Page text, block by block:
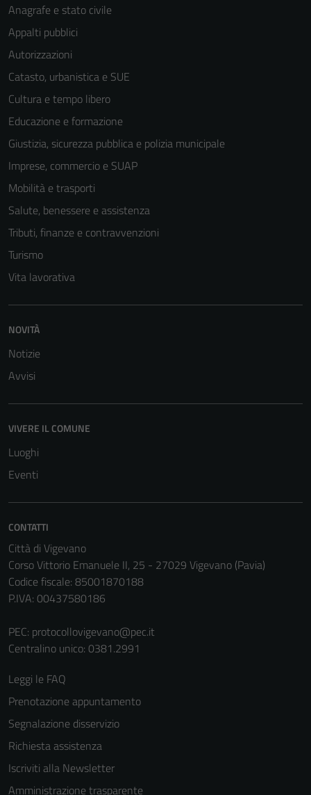
Anagrafe e stato civile
Appalti pubblici
Autorizzazioni
Catasto, urbanistica e SUE
Cultura e tempo libero
Educazione e formazione
Giustizia, sicurezza pubblica e polizia municipale
Imprese, commercio e SUAP
Mobilità e trasporti
Salute, benessere e assistenza
Tributi, finanze e contravvenzioni
Turismo
Vita lavorativa
NOVITÀ
Notizie
Avvisi
VIVERE IL COMUNE
Luoghi
Eventi
CONTATTI
Città di Vigevano
Corso Vittorio Emanuele II, 25 - 27029 Vigevano (Pavia)
Codice fiscale: 85001870188
P.IVA: 00437580186
PEC: protocollovigevano@pec.it
Centralino unico: 0381.2991
Leggi le FAQ
Prenotazione appuntamento
Segnalazione disservizio
Richiesta assistenza
Iscriviti alla Newsletter
Amministrazione trasparente